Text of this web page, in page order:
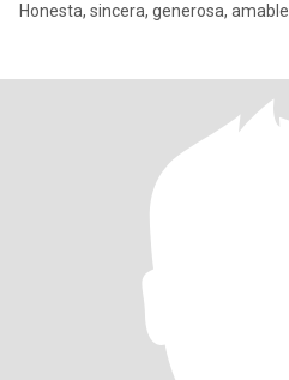
Honesta, sincera, generosa, amable